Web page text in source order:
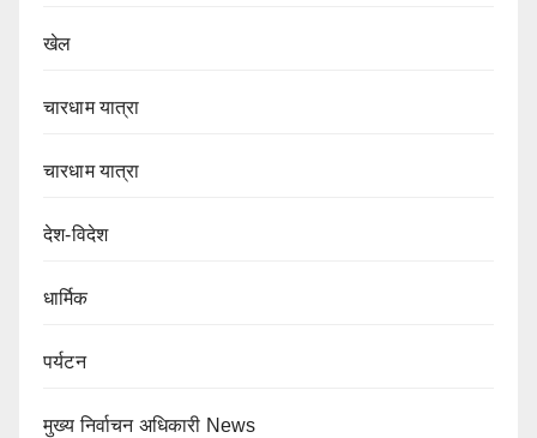
खेल
चारधाम यात्रा
चारधाम यात्रा
देश-विदेश
धार्मिक
पर्यटन
मुख्य निर्वाचन अधिकारी News